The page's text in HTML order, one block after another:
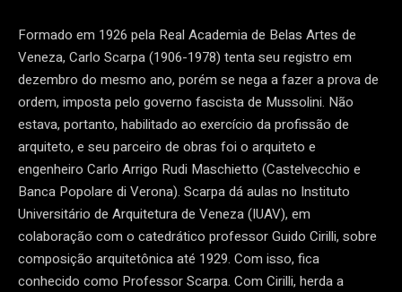
Formado em 1926 pela Real Academia de Belas Artes de
Veneza, Carlo Scarpa (1906-1978) tenta seu registro em
dezembro do mesmo ano, porém se nega a fazer a prova de
ordem, imposta pelo governo fascista de Mussolini. Não
estava, portanto, habilitado ao exercício da profissão de
arquiteto, e seu parceiro de obras foi o arquiteto e
engenheiro Carlo Arrigo Rudi Maschietto (Castelvecchio e
Banca Popolare di Verona). Scarpa dá aulas no Instituto
Universitário de Arquitetura de Veneza (IUAV), em
colaboração com o catedrático professor Guido Cirilli, sobre
composição arquitetônica até 1929. Com isso, fica
conhecido como Professor Scarpa. Com Cirilli, herda a